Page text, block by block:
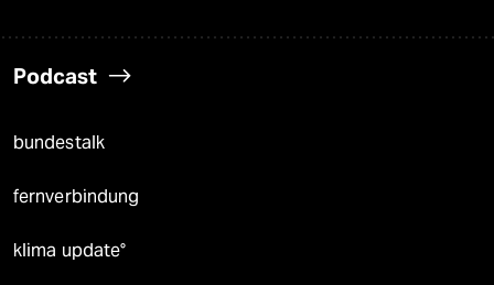
Podcast
bundestalk
fernverbindung
klima update°